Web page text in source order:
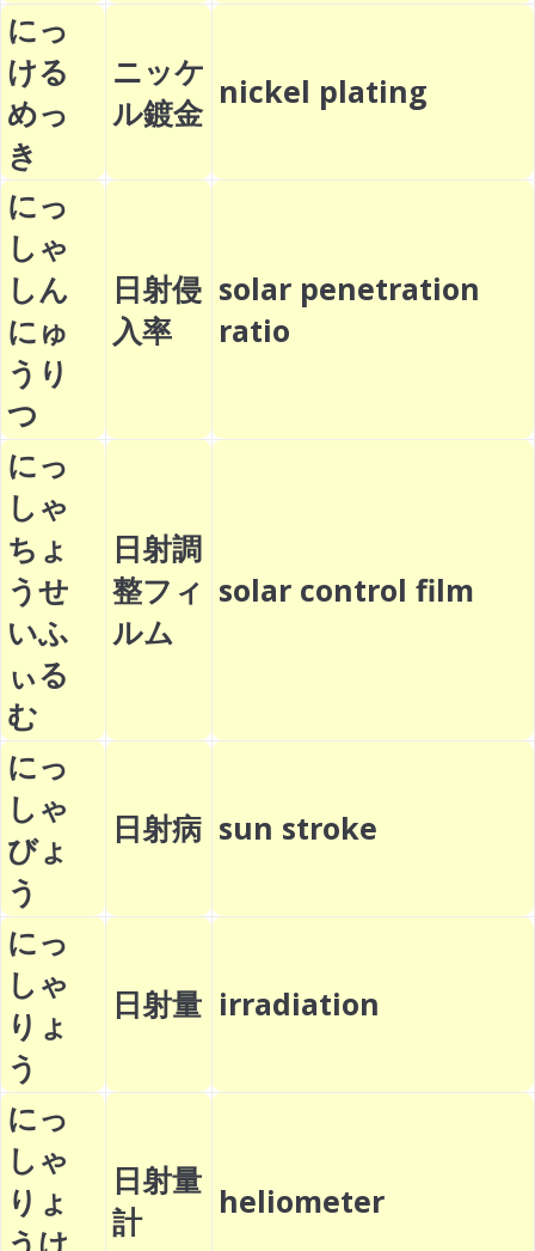
にっ
ける
めっ
き
ニッケ
ル鍍金
nickel plating
にっ
しゃ
しん
にゅ
うり
つ
日射侵
入率
solar penetration
ratio
にっ
しゃ
ちょ
うせ
いふ
ぃる
む
日射調
整フィ
ルム
solar control film
にっ
しゃ
びょ
う
日射病 sun stroke
にっ
しゃ
りょ
う
日射量 irradiation
にっ
しゃ
りょ
うけ
日射量
計
heliometer